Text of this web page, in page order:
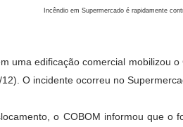
Incêndio em Supermercado é rapidamente
uma edificação comercial mobilizou
O incidente ocorreu no
o COBOM informou que o